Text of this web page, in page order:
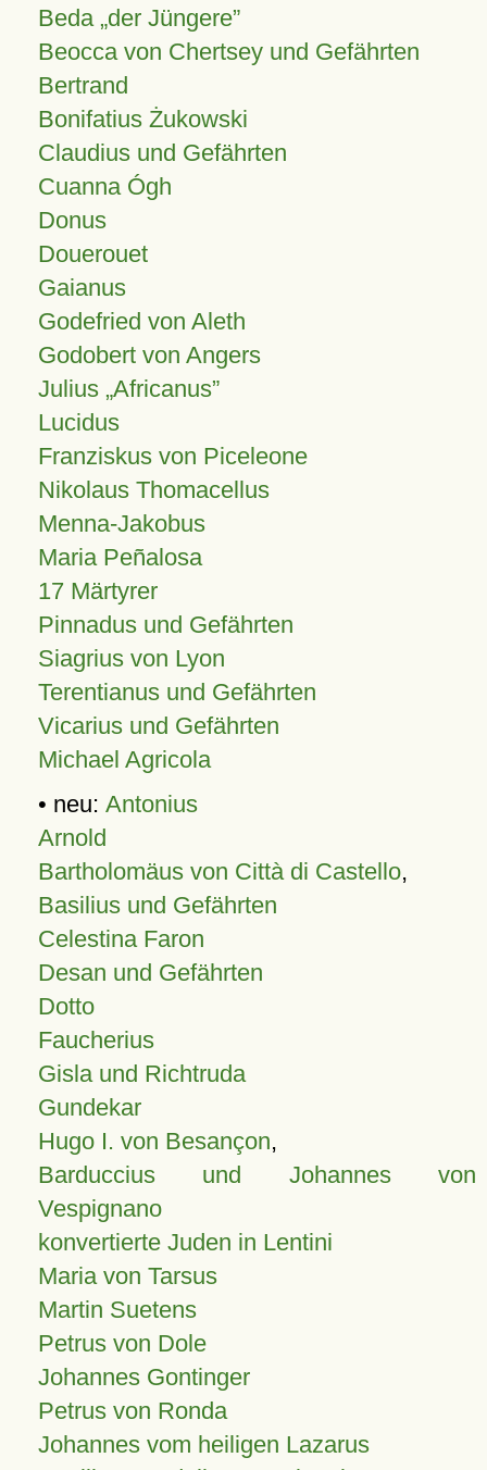
Beda „der Jüngere”
Beocca von Chertsey und Gefährten
Bertrand
Bonifatius Żukowski
Claudius und Gefährten
Cuanna Ógh
Donus
Douerouet
Gaianus
Godefried von Aleth
Godobert von Angers
Julius Africanus
Lucidus
Franziskus von Piceleone
Nikolaus Thomacellus
Menna-Jakobus
Maria Peñalosa
17 Märtyrer
Pinnadus und Gefährten
Siagrius von Lyon
Terentianus und Gefährten
Vicarius und Gefährten
Michael Agricola
• neu: Antonius
Arnold
Bartholomäus von Città di Castello,
Basilius und Gefährten
Celestina Faron
Desan und Gefährten
Dotto
Faucherius
Gisla und Richtruda
Gundekar
Hugo I. von Besançon,
Barduccius und Johannes von
Vespignano
konvertierte Juden in Lentini
Maria von Tarsus
Martin Suetens
Petrus von Dole
Johannes Gontinger
Petrus von Ronda
Johannes vom heiligen Lazarus